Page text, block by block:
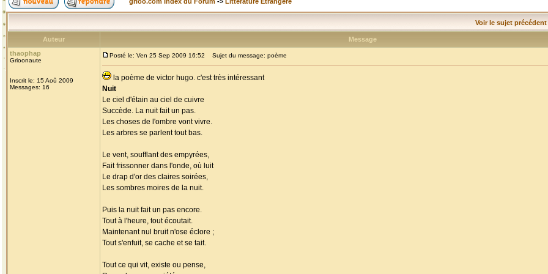
Voir le sujet précédent
Auteur
Message
thaophap
Grioonaute
Inscrit le: 15 Aoû 2009
Messages: 16
Posté le: Ven 25 Sep 2009 16:52 Sujet du message: poème
la poème de victor hugo. c'est très intéressant
Nuit
Le ciel d'étain au ciel de cuivre
Succède. La nuit fait un pas.
Les choses de l'ombre vont vivre.
Les arbres se parlent tout bas.
Le vent, soufflant des empyrées,
Fait frissonner dans l'onde, où luit
Le drap d'or des claires soirées,
Les sombres moires de la nuit.
Puis la nuit fait un pas encore.
Tout à l'heure, tout écoutait.
Maintenant nul bruit n'ose éclore ;
Tout s'enfuit, se cache et se tait.
Tout ce qui vit, existe ou pense,